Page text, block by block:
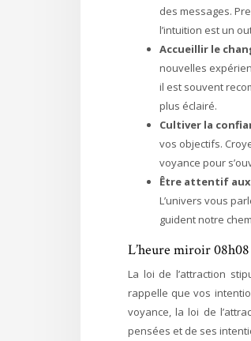
des messages.
l’intuition est un
Accueillir le
nouvelles
il est souvent
plus éclairé.
Cultiver la
vos objectifs.
voyance pour
Être attentif
L’univers vous
guident notre
L’heure miroir
La loi de l’attraction
rappelle que vos
voyance, la loi de
pensées et de ses